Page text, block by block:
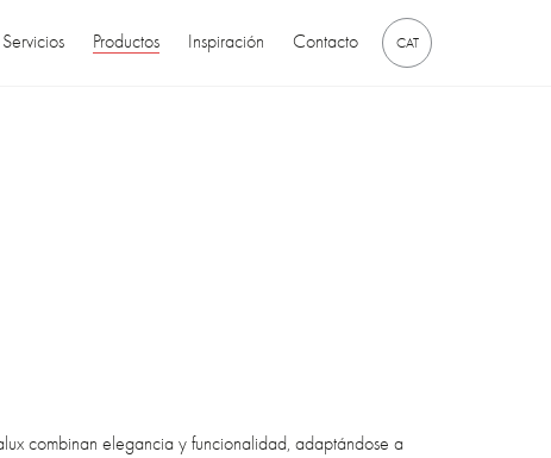
Servicios Productos Inspiración Contacto CAT
combinan elegancia y funcionalidad, adaptándose a